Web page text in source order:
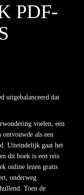
PDF-
uitgebalanceerd dat
voelen, een
als een
Uiteindelijk gaat het
dit boek is een reis
online lezen gratis
onderweg
Toen de